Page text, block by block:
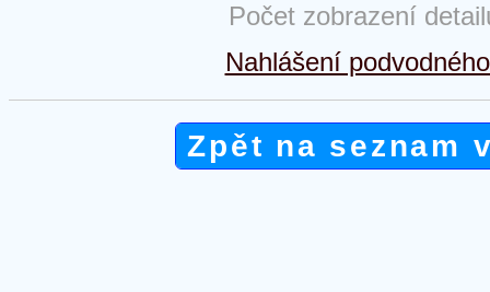
Počet zobrazení
Nahlášení
Zpět na seznam